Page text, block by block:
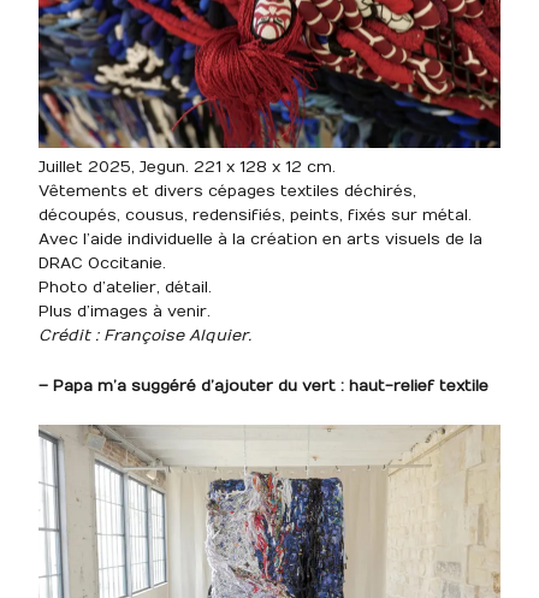
Juillet 2025, Jegun. 221 x 128 x 12 cm.
Vêtements et divers cépages textiles déchirés,
découpés, cousus, redensifiés, peints, fixés sur métal.
Avec l’aide individuelle à la création en arts visuels de la
DRAC Occitanie.
Photo d’atelier, détail.
Plus d’images à venir.
Crédit : Françoise Alquier.
– Papa m’a suggéré d’ajouter du vert : haut-relief textile